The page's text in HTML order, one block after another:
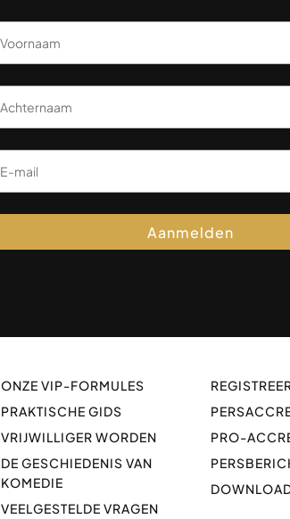
Aanmelden
ONZE VIP-FORMULES
PRAKTISCHE GIDS
VRIJWILLIGER WORDEN
DE GESCHIEDENIS VAN
KOMEDIE
VEELGESTELDE VRAGEN
PRO-